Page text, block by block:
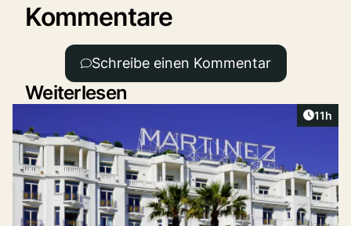
Kommentare
Schreibe einen Kommentar
Weiterlesen
11h